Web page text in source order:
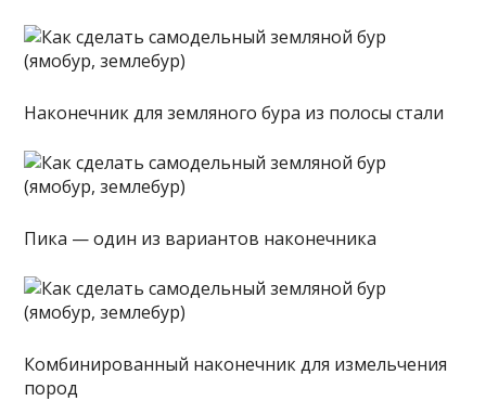
Наконечник для земляного бура из полосы стали
Пика — один из вариантов наконечника
Комбинированный наконечник для измельчения
пород